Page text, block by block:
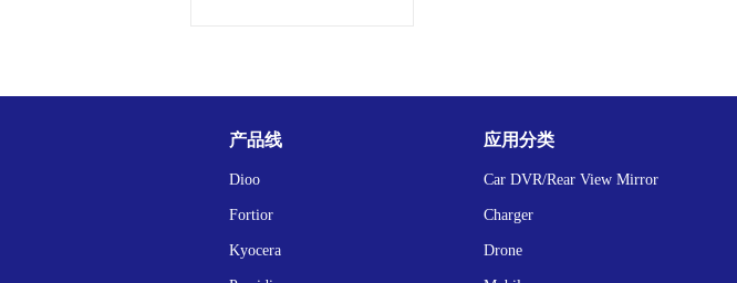
产品线
Dioo
Fortior
Kyocera
应用分类
Car DVR/Rear View Mirror
Charger
Drone